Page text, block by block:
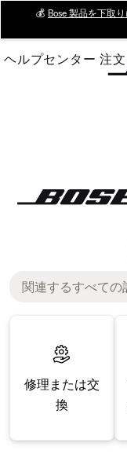
Main
💰 Bose 製品を下取
ヘルプセンター 注文
修理または交
換